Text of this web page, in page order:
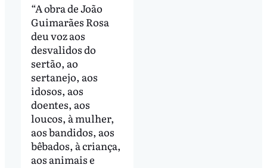
“A obra de João
Guimarães Rosa
deu voz aos
desvalidos do
sertão, ao
sertanejo, aos
idosos, aos
doentes, aos
loucos, à mulher,
aos bandidos, aos
bêbados, à criança,
aos animais e